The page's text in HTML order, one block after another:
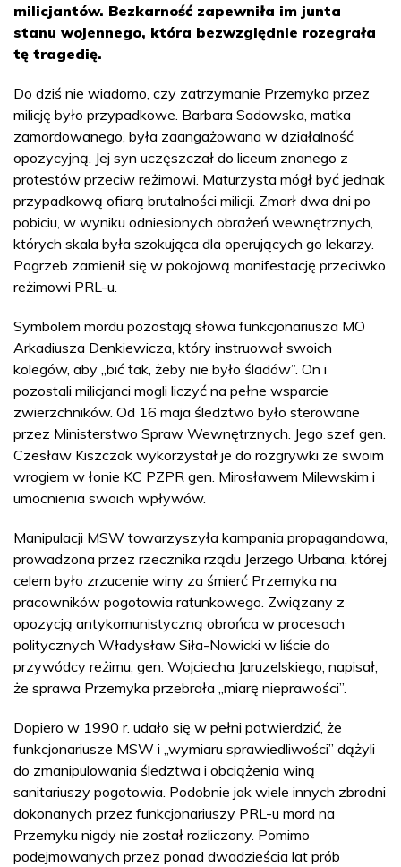
milicjantów. Bezkarność zapewniła im junta
stanu wojennego, która bezwzględnie rozegrała
tę tragedię.
Do dziś nie wiadomo, czy zatrzymanie Przemyka przez
milicję było przypadkowe. Barbara Sadowska, matka
zamordowanego, była zaangażowana w działalność
opozycyjną. Jej syn uczęszczał do liceum znanego z
protestów przeciw reżimowi. Maturzysta mógł być jednak
przypadkową ofiarą brutalności milicji. Zmarł dwa dni po
pobiciu, w wyniku odniesionych obrażeń wewnętrznych,
których skala była szokująca dla operujących go lekarzy.
Pogrzeb zamienił się w pokojową manifestację przeciwko
reżimowi PRL-u.
Symbolem mordu pozostają słowa funkcjonariusza MO
Arkadiusza Denkiewicza, który instruował swoich
kolegów, aby „bić tak, żeby nie było śladów”. On i
pozostali milicjanci mogli liczyć na pełne wsparcie
zwierzchników. Od 16 maja śledztwo było sterowane
przez Ministerstwo Spraw Wewnętrznych. Jego szef gen.
Czesław Kiszczak wykorzystał je do rozgrywki ze swoim
wrogiem w łonie KC PZPR gen. Mirosławem Milewskim i
umocnienia swoich wpływów.
Manipulacji MSW towarzyszyła kampania propagandowa,
prowadzona przez rzecznika rządu Jerzego Urbana, której
celem było zrzucenie winy za śmierć Przemyka na
pracowników pogotowia ratunkowego. Związany z
opozycją antykomunistyczną obrońca w procesach
politycznych Władysław Siła-Nowicki w liście do
przywódcy reżimu, gen. Wojciecha Jaruzelskiego, napisał,
że sprawa Przemyka przebrała „miarę nieprawości”.
Dopiero w 1990 r. udało się w pełni potwierdzić, że
funkcjonariusze MSW i „wymiaru sprawiedliwości” dążyli
do zmanipulowania śledztwa i obciążenia winą
sanitariuszy pogotowia. Podobnie jak wiele innych zbrodni
dokonanych przez funkcjonariuszy PRL-u mord na
Przemyku nigdy nie został rozliczony. Pomimo
podejmowanych przez ponad dwadzieścia lat prób